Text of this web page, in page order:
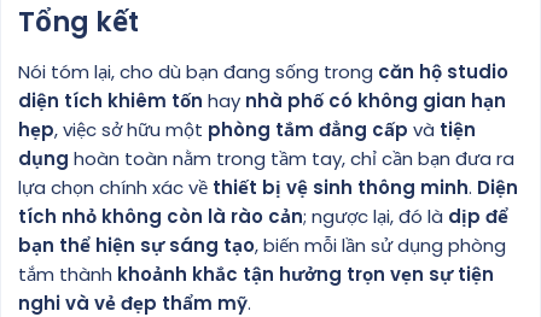
Tổng kết
Nói tóm lại, cho dù bạn đang sống trong căn hộ studio
diện tích khiêm tốn hay nhà phố có không gian hạn
hẹp, việc sở hữu một phòng tắm đẳng cấp và tiện
dụng hoàn toàn nằm trong tầm tay, chỉ cần bạn đưa ra
lựa chọn chính xác về thiết bị vệ sinh thông minh. Diện
tích nhỏ không còn là rào cản; ngược lại, đó là dịp để
bạn thể hiện sự sáng tạo, biến mỗi lần sử dụng phòng
tắm thành khoảnh khắc tận hưởng trọn vẹn sự tiện
nghi và vẻ đẹp thẩm mỹ.